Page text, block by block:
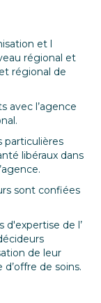
et l
régional et
régional de
avec l’agence
particulières
libéraux dans
sont confiées
d'expertise de l’
de leur
de soins.